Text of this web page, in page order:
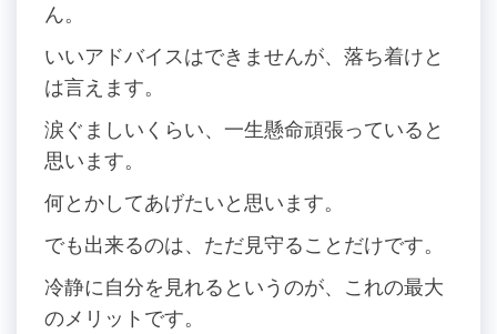
ん。
いいアドバイスはできませんが、落ち着けと
は言えます。
涙ぐましいくらい、一生懸命頑張っていると
思います。
何とかしてあげたいと思います。
でも出来るのは、ただ見守ることだけです。
冷静に自分を見れるというのが、これの最大
のメリットです。